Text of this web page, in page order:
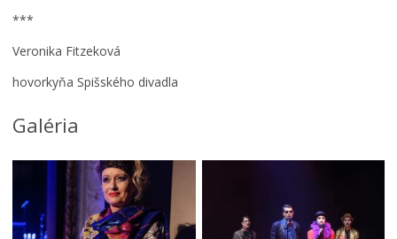
***
Veronika Fitzeková
hovorkyňa Spišského divadla
Galéria
v
é
h
e
á
u
p
n
e
s
v
u
h
u
i
d
e
n
v
P
e